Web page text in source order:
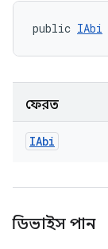
public IAbi
ফেরত
IAbi
ডিভাইস পান